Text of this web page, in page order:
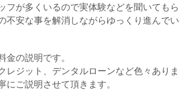
フが多くいるので実体験などを聞いてもら
不安な事を解消しながらゆっくり進んでい
金の説明です。
レジット、デンタルローンなど色々ありま
にご説明させて頂きます。